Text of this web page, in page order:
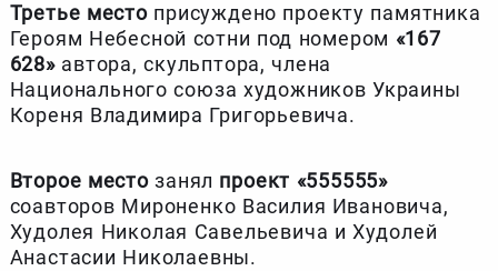
Третье местоприсуждено проекту памятника
Героям Небесной сотни под номером «167
628»автора, скульптора, члена
Национального союза художников Украины
Кореня Владимира Григорьевича.
Второе местозанял проект «555555»
соавторов Мироненко Василия Ивановича,
Худолея Николая Савельевича и Худолей
Анастасии Николаевны.